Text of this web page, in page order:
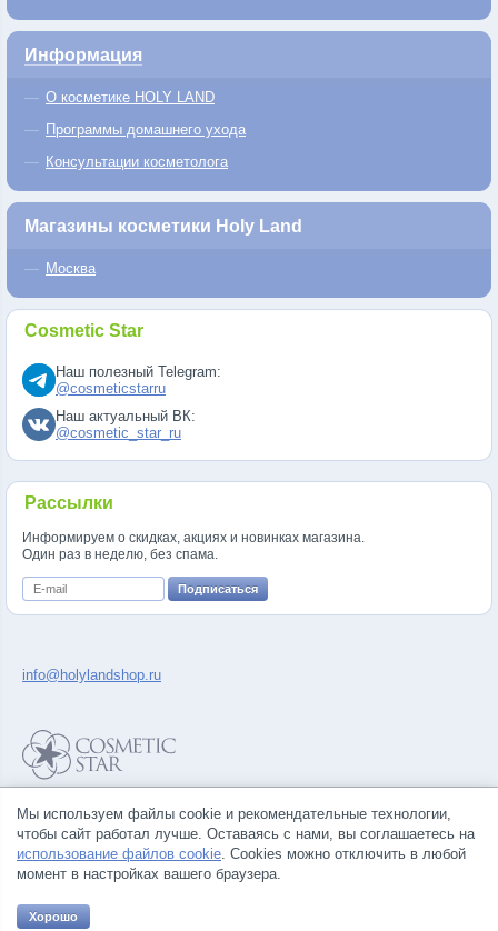
Информация
О косметике HOLY LAND
Программы домашнего ухода
Консультации косметолога
Магазины косметики Holy Land
Москва
Cosmetic Star
Наш полезный Telegram:
@cosmeticstarru
Наш актуальный ВК:
@cosmetic_star_ru
Рассылки
Информируем о скидках, акциях и новинках магазина.
Один раз в неделю, без спама.
Правила продажи товаров
Согласие на обработку персональных данных
info@holylandshop.ru
© Все права на товарные знаки принадлежат их законным владельцам.
Мы используем файлы cookie и рекомендательные технологии,
чтобы сайт работал лучше. Оставаясь с нами, вы соглашаетесь на
использование файлов cookie. Cookies можно отключить в любой
момент в настройках вашего браузера.
Хорошо